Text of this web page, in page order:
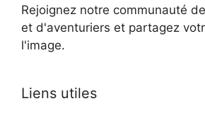
Rejoignez notre communauté
et d'aventuriers et partagez
l'image.
Liens utiles